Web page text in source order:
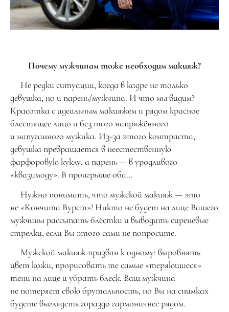
Почему мужчинам тоже необходим макияж?
Не редки ситуации, когда в кадре не только
девушка, но и парень/мужчина. И что мы видим?
Красотка с идеальным макияжем и рядом красное
блестящее лицо и без того напряжённого
и напуганного мужика. Из-за этого контраста,
девушка превращается в неестественную
фарфоровую куклу, а парень — в уродливого
«квазимоду». В проигрыше оба…
Нужно понимать, что мужской макияж — это
не «Кончита Вурст»! Никто не будет на лице Вашего
мужчины рассыпать блёстки и выводить сиреневые
стрелки, если Вы этого сами не попросите.
Мужской макияж призван к одному: выровнять
цвет кожи, прорисовать те самые «теряющиеся»
тени на лице и убрать блеск. Ваш мужчина
не потеряет свою брутальность, но Вы на снимках
будете выглядеть гораздо гармоничнее рядом.